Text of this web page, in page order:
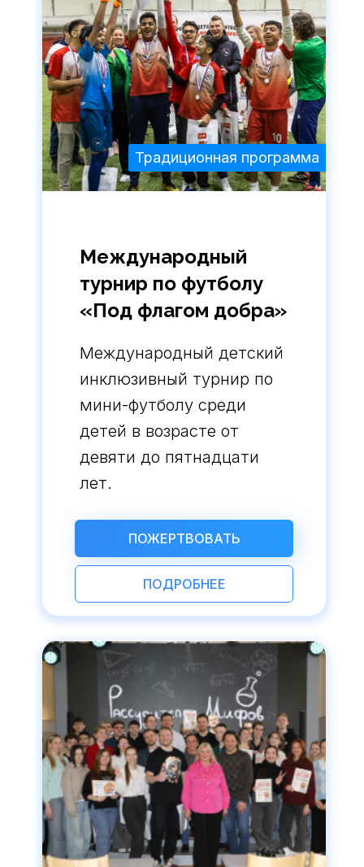
Традиционная программа
Международный
турнир по футболу
«Под флагом добра»
Международный детский
инклюзивный турнир по
мини-футболу среди
детей в возрасте от
девяти до пятнадцати
лет.
ПОЖЕРТВОВАТЬ
ПОДРОБНЕЕ